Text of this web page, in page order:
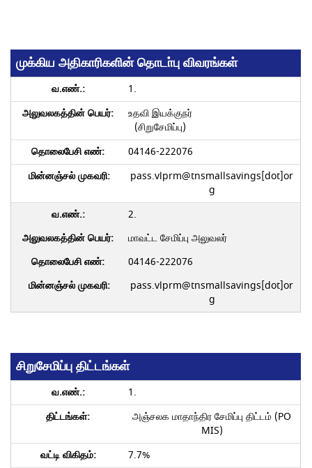
முக்கிய அதிகாரிகளின் தொடா்பு விவரங்கள்
1.
உதவி இயக்குநர்
(சிறுசேமிப்பு)
04146-222076
pass.vlprm@tnsmallsavings[dot]or
g
2.
மாவட்ட சேமிப்பு அலுவலர்
04146-222076
pass.vlprm@tnsmallsavings[dot]or
g
சிறுசேமிப்பு திட்டங்கள்
1.
அஞ்சலக மாதாந்திர சேமிப்பு திட்டம் (PO
MIS)
7.7%